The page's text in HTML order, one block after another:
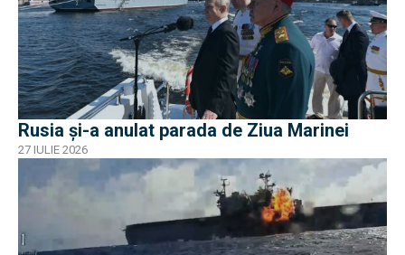
Rusia și-a anulat parada de Ziua Marinei
27 IULIE 2026